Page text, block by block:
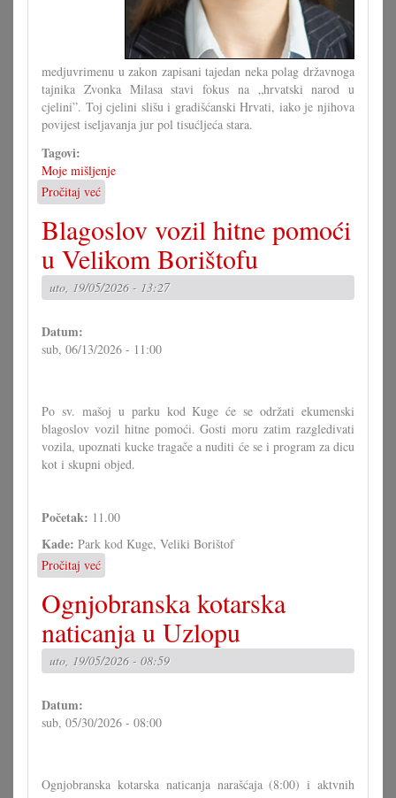
medjuvrimenu u zakon zapisani tajedan neka polag državnoga
tajnika Zvonka Milasa stavi fokus na „hrvatski narod u
cjelini”. Toj cjelini slišu i gradišćanski Hrvati, iako je njihova
povijest iseljavanja jur pol tisućljeća stara.
Tagovi:
Moje mišljenje
Pročitaj već
Črpiti
znanje
iz
i
o
Hrvatskoj
Blagoslov vozil hitne pomoći
u Velikom Borištofu
uto, 19/05/2026 - 13:27
Datum:
sub, 06/13/2026 - 11:00
Po sv. mašoj u parku kod Kuge će se održati ekumenski
blagoslov vozil hitne pomoći. Gosti moru zatim razgledivati
vozila, upoznati kucke tragače a nuditi će se i program za dicu
kot i skupni objed.
Početak: 11.00
Kade: Park kod Kuge, Veliki Borištof
Pročitaj već
Blagoslov
vozil
hitne
pomoći
u
Velikom
Ognjobranska kotarska
naticanja u Uzlopu
uto, 19/05/2026 - 08:59
Datum:
sub, 05/30/2026 - 08:00
Ognjobranska kotarska naticanja narašćaja (8:00) i aktvnih